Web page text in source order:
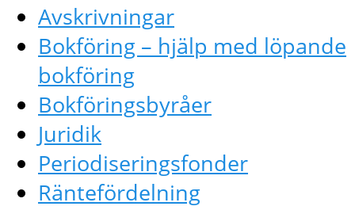
Avskrivningar
Bokföring – hjälp med löpande
bokföring
Bokföringsbyråer
Juridik
Periodiseringsfonder
Räntefördelning